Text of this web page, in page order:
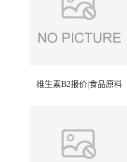
维生素B2报价|食品原料